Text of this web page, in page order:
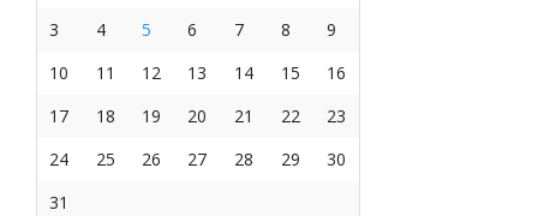
3
4 5 6 7 8
9
10
11 12 13 14 15
16
17
18 19 20 21 22
23
24
25 26 27 28 29
30
31